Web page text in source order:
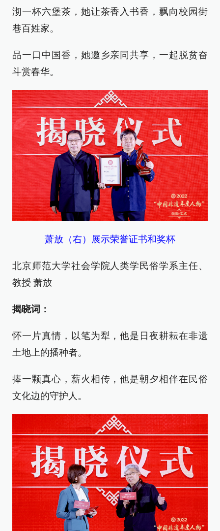
沏一杯六堡茶，她让茶香入书香，飘向校园街
巷百姓家。
品一口中国香，她邀乡亲同共享，一起脱贫奋
斗赏春华。
萧放（右）展示荣誉证书和奖杯
北京师范大学社会学院人类学民俗学系主任、
教授 萧放
揭晓词：
怀一片真情，以笔为犁，他是日夜耕耘在非遗
土地上的播种者。
捧一颗真心，薪火相传，他是朝夕相伴在民俗
文化边的守护人。